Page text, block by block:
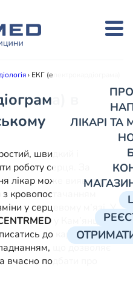
ЛІКАРІ
› ЕКГ (електрокардіограма)
в
швидкий і
роботу серця. За
лікар може виявити
кровопостачанням
у серцевому м’язі. У
у Кам’янці-
до кардіолога.
що дозволяє
вчасно подбати про